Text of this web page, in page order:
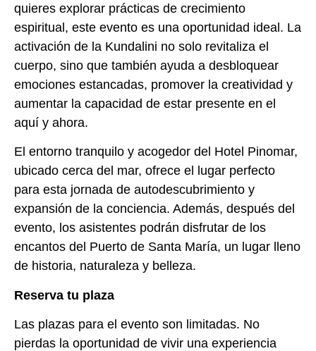
quieres explorar prácticas de crecimiento
espiritual, este evento es una oportunidad ideal. La
activación de la Kundalini no solo revitaliza el
cuerpo, sino que también ayuda a desbloquear
emociones estancadas, promover la creatividad y
aumentar la capacidad de estar presente en el
aquí y ahora.
El entorno tranquilo y acogedor del Hotel Pinomar,
ubicado cerca del mar, ofrece el lugar perfecto
para esta jornada de autodescubrimiento y
expansión de la conciencia. Además, después del
evento, los asistentes podrán disfrutar de los
encantos del Puerto de Santa María, un lugar lleno
de historia, naturaleza y belleza.
Reserva tu plaza
Las plazas para el evento son limitadas. No
pierdas la oportunidad de vivir una experiencia